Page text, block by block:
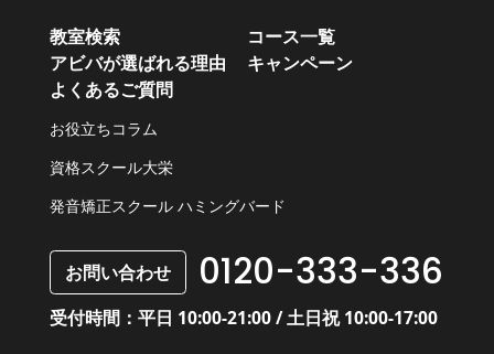
教室検索
コース一覧
アビバが選ばれる理由
キャンペーン
よくあるご質問
お役立ちコラム
資格スクール大栄
発音矯正スクール ハミングバード
お問い合わせ 0120-333-336
受付時間：平日 10:00-21:00 / 土日祝 10:00-17:00